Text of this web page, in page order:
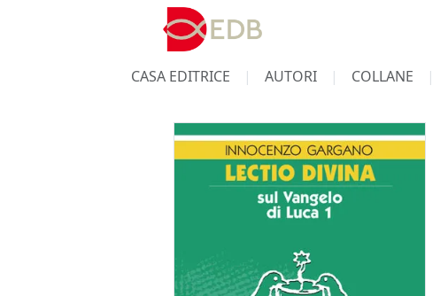
CASA EDITRICE AUTORI COLLANE